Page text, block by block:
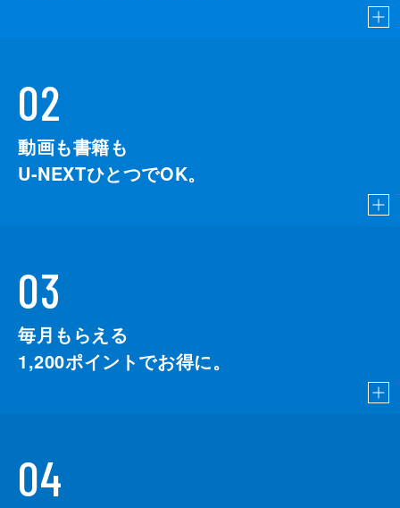
02
動画も書籍も
U-NEXTひとつでOK。
03
毎月もらえる
1,200ポイントでお得に。
04